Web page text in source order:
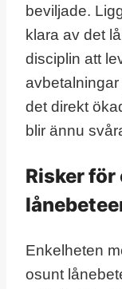
beviljade.
klara av det
disciplin att
avbetalningar
det direkt
blir ännu
Risker
Enkelheten
osunt